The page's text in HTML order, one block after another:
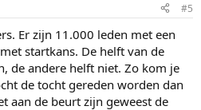
#5
Er zijn 11.000 leden met een
startkans. De helft van de
de andere helft niet. Zo kom je
de tocht gereden worden dan
aan de beurt zijn geweest de